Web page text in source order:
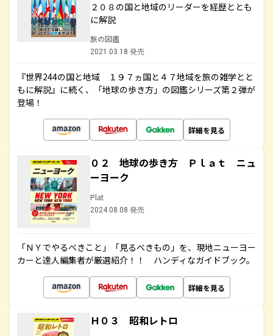
２０８の国と地域のリーダーを経歴ととも
に解説
旅の図鑑
2021.03.18 発売
『世界244の国と地域 １９７ヵ国と４７地域を旅の雑学とと
もに解説』に続く、「地球の歩き方」の図鑑シリーズ第２弾が
登場！
詳細を見る
０２ 地球の歩き方 Ｐｌａｔ ニュ
ーヨーク
Plat
2024.08.08 発売
「ＮＹでやるべきこと」「見るべきもの」を、現地ニューヨー
カーと達人編集者が厳選紹介！！ ハンディなガイドブック。
詳細を見る
Ｈ０３ 昭和レトロ